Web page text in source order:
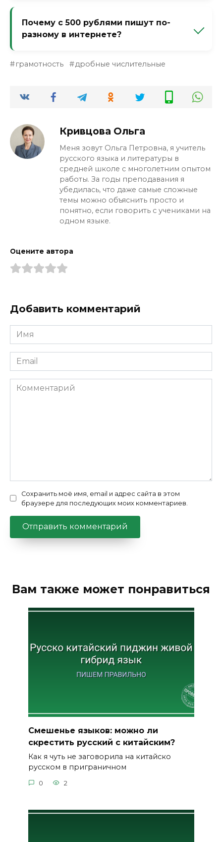
перефразировать: два с половиной часа.
(оставить как есть). Хорошо: оплата до
пятнадцатого марта. В официальных
но устно или в тексте — склоняйте.
Почему с 500 рублями пишут по-
разному в интернете?
цифрами: с 500 рублями — это не
с пятьюстами рублями. Ошибка
пятистами — это калька с двухсот, но у
грамотность дробные числительные
Кривцова Ольга
Меня зовут Ольга Петровна, я учитель
русского языка и литературы в
средней школе с многолетним опытом
работы. За годы преподавания я
убедилась, что даже самые сложные
темы можно объяснить просто и
понятно, если говорить с учениками на
одном языке.
Оцените автора
Добавить комментарий
Имя
*
Email
*
Комментарий
Сохранить моё имя, email и адрес сайта в этом
браузере для последующих моих комментариев.
Вам также может понравиться
Смешенье языков: можно ли
скрестить русский с китайским?
Как я чуть не заговорила на китайско
русском в приграничном
0 2